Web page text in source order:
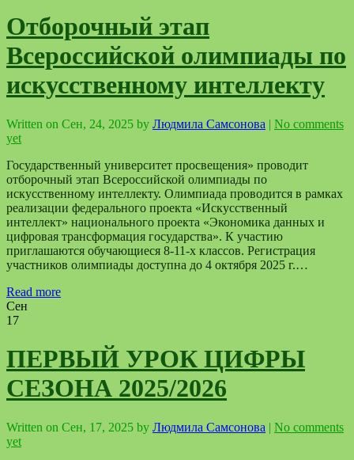
Отборочный этап
Всероссийской олимпиады по
искусственному интеллекту
Written on Сен, 24, 2025 by Людмила Самсонова | No comments
yet
Государственный университет просвещения» проводит
отборочный этап Всероссийской олимпиады по
искусственному интеллекту. Олимпиада проводится в рамках
реализации федерального проекта «Искусственный
интеллект» национального проекта «Экономика данных и
цифровая трансформация государства». К участию
приглашаются обучающиеся 8-11-х классов. Регистрация
участников олимпиады доступна до 4 октября 2025 г.…
Read more
Сен
17
ПЕРВЫЙ УРОК ЦИФРЫ
СЕЗОНА 2025/2026
Written on Сен, 17, 2025 by Людмила Самсонова | No comments
yet